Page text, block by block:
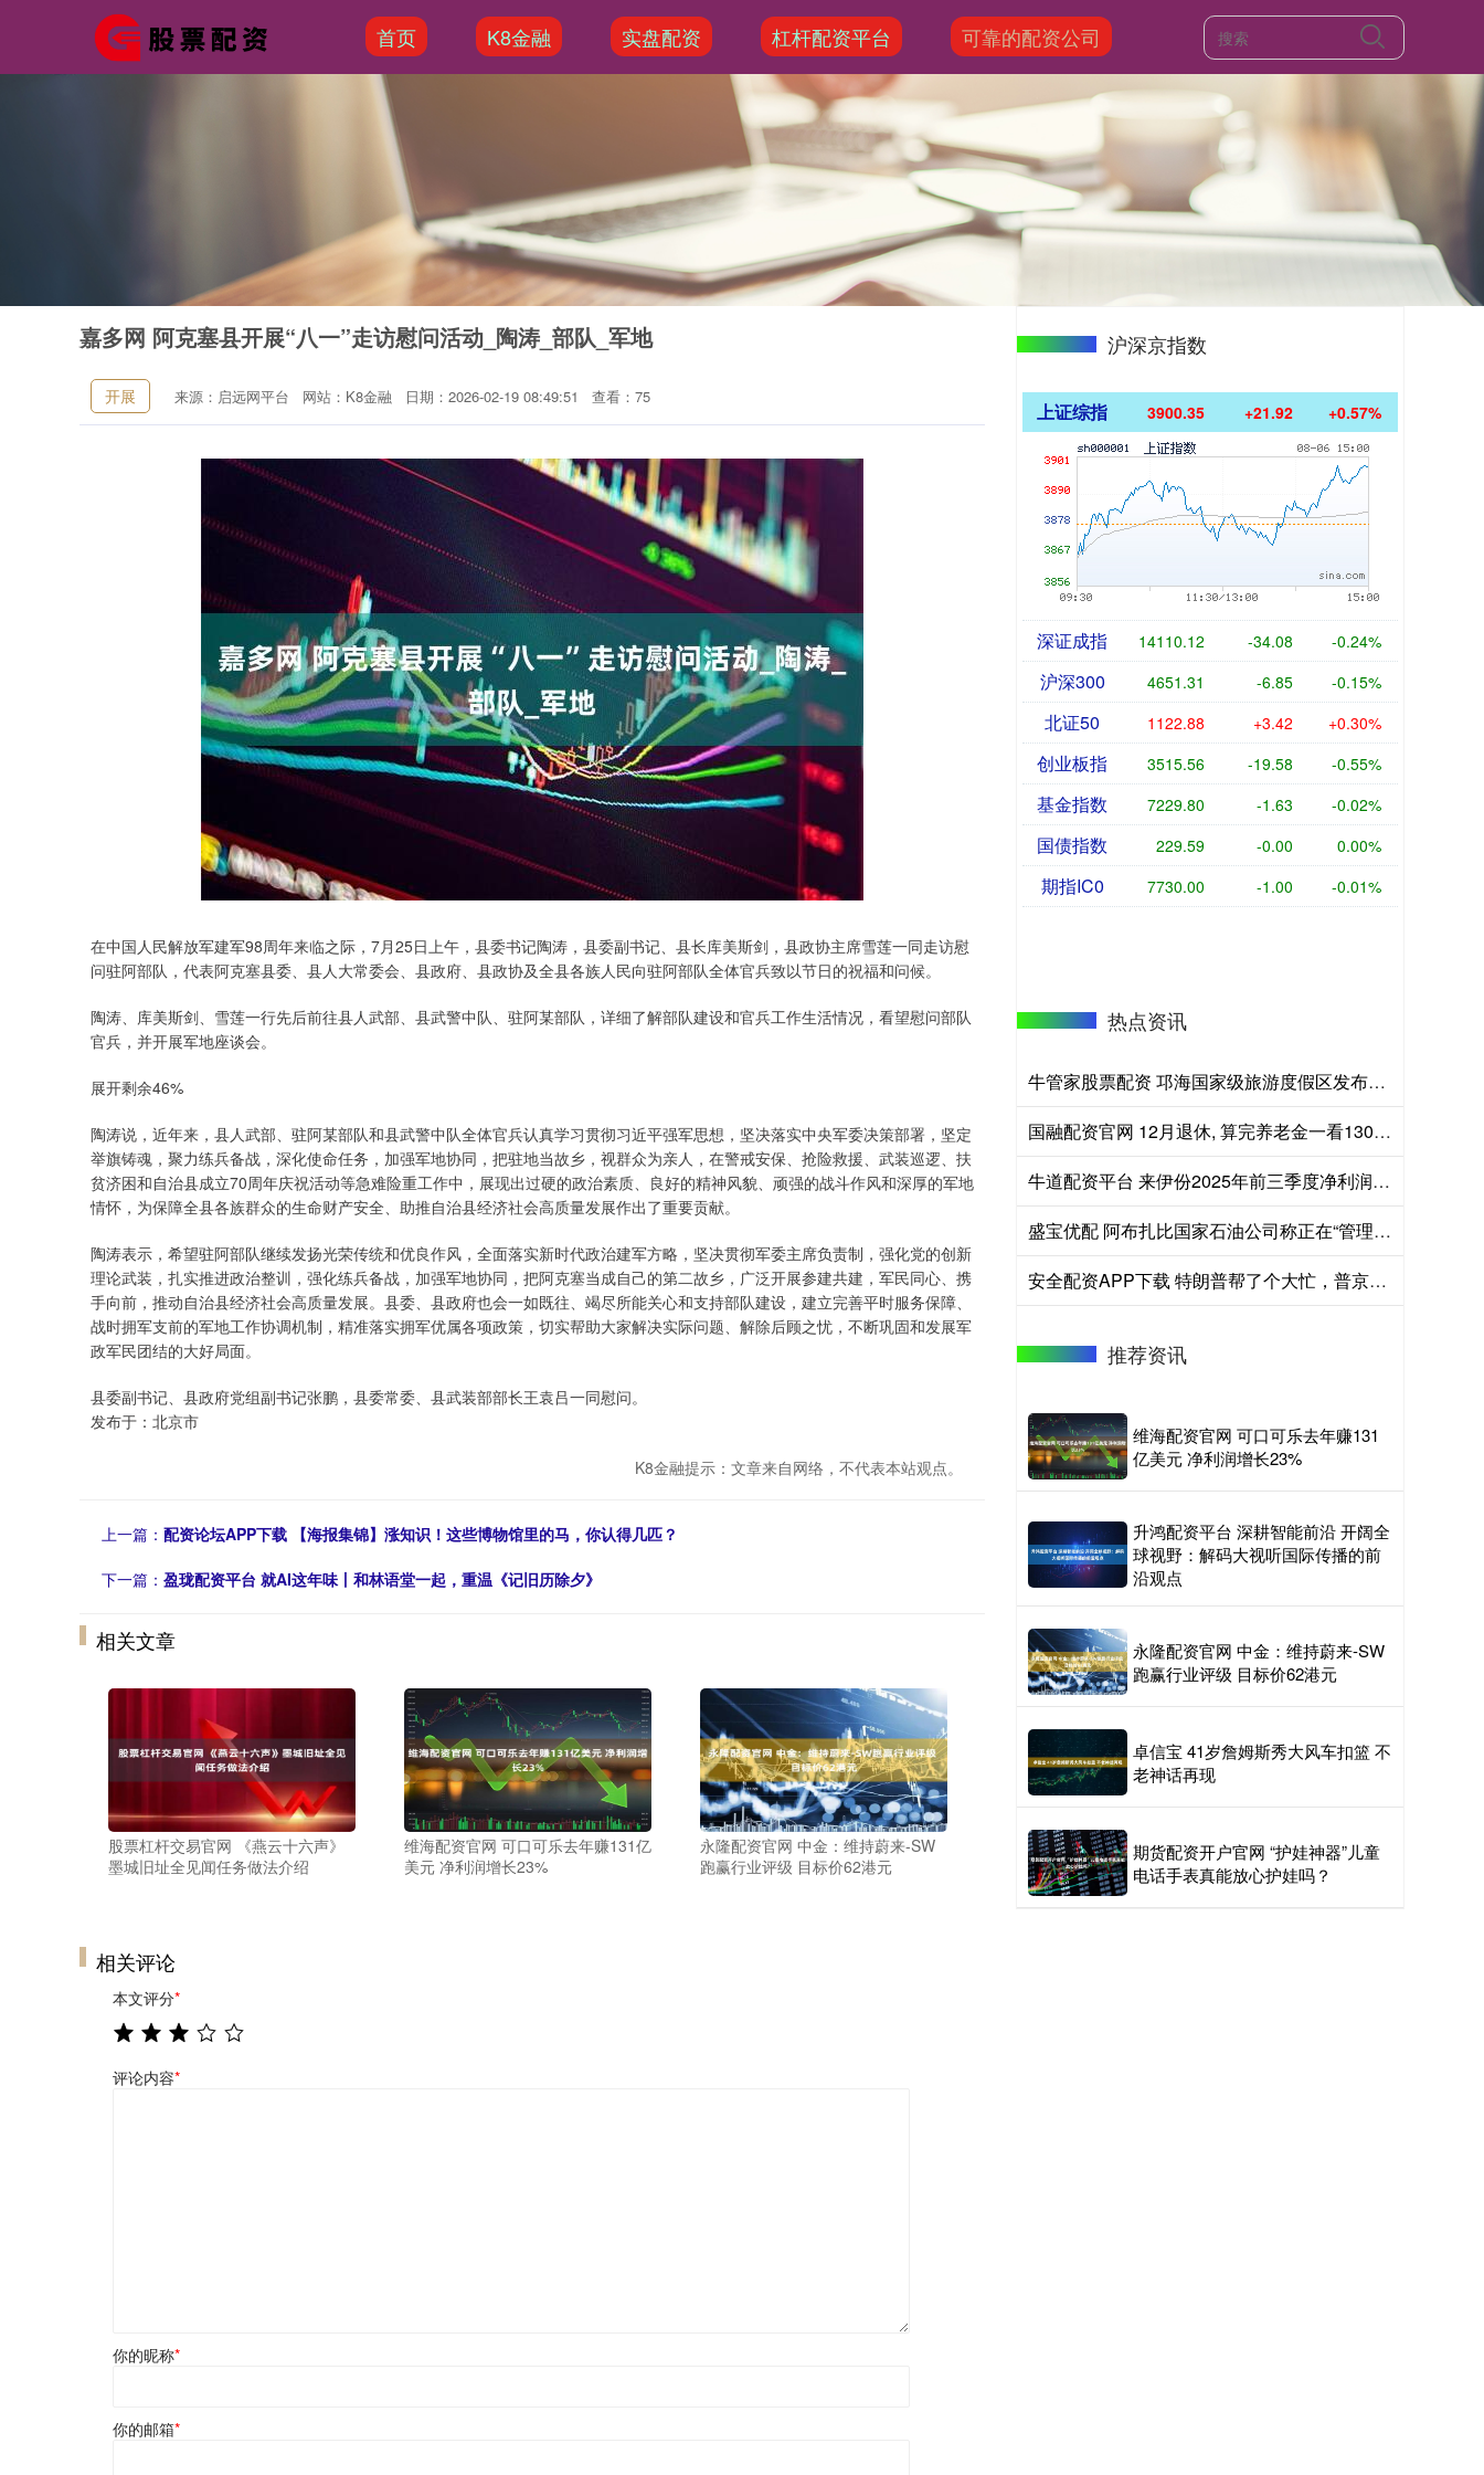
首页 K8金融 实盘配资 杠杆配资平台 可靠的配资公司
嘉多网 阿克塞县开展“八一”走访慰问活动_陶涛_部队_军地
开展 来源：启远网平台 网站：K8金融 日期：2026-02-19 08:49:51 查看：75
在中国人民解放军建军98周年来临之际，7月25日上午，县委书记陶涛，县委副书记、县长库美斯剑，县政协主席雪莲一同走访慰
问驻阿部队，代表阿克塞县委、县人大常委会、县政府、县政协及全县各族人民向驻阿部队全体官兵致以节日的祝福和问候。
陶涛、库美斯剑、雪莲一行先后前往县人武部、县武警中队、驻阿某部队，详细了解部队建设和官兵工作生活情况，看望慰问部队
官兵，并开展军地座谈会。
展开剩余46%
陶涛说，近年来，县人武部、驻阿某部队和县武警中队全体官兵认真学习贯彻习近平强军思想，坚决落实中央军委决策部署，坚定
举旗铸魂，聚力练兵备战，深化使命任务，加强军地协同，把驻地当故乡，视群众为亲人，在警戒安保、抢险救援、武装巡逻、扶
贫济困和自治县成立70周年庆祝活动等急难险重工作中，展现出过硬的政治素质、良好的精神风貌、顽强的战斗作风和深厚的军地
情怀，为保障全县各族群众的生命财产安全、助推自治县经济社会高质量发展作出了重要贡献。
陶涛表示，希望驻阿部队继续发扬光荣传统和优良作风，全面落实新时代政治建军方略，坚决贯彻军委主席负责制，强化党的创新
理论武装，扎实推进政治整训，强化练兵备战，加强军地协同，把阿克塞当成自己的第二故乡，广泛开展参建共建，军民同心、携
手向前，推动自治县经济社会高质量发展。县委、县政府也会一如既往、竭尽所能关心和支持部队建设，建立完善平时服务保障、
战时拥军支前的军地工作协调机制，精准落实拥军优属各项政策，切实帮助大家解决实际问题、解除后顾之忧，不断巩固和发展军
政军民团结的大好局面。
县委副书记、县政府党组副书记张鹏，县委常委、县武装部部长王袁吕一同慰问。
发布于：北京市
K8金融提示：文章来自网络，不代表本站观点。
上一篇： 配资论坛APP下载 【海报集锦】涨知识！这些博物馆里的马，你认得几匹？
下一篇： 盈珑配资平台 就AI这年味丨和林语堂一起，重温《记旧历除夕》
相关文章
股票杠杆交易官网 《燕云十六声》
墨城旧址全见闻任务做法介绍
维海配资官网 可口可乐去年赚131亿
美元 净利润增长23%
永隆配资官网 中金：维持蔚来-SW
跑赢行业评级 目标价62港元
相关评论
本文评分*
评论内容*
你的昵称*
你的邮箱*
沪深京指数
上证综指 3900.35 +21.92 +0.57%
深证成指 14110.12 -34.08 -0.24%
沪深300 4651.31 -6.85 -0.15%
北证50 1122.88 +3.42 +0.30%
创业板指 3515.56 -19.58 -0.55%
基金指数 7229.80 -1.63 -0.02%
国债指数 229.59 -0.00 0.00%
期指IC0 7730.00 -1.00 -0.01%
热点资讯
牛管家股票配资 邛海国家级旅游度假区发布六月游玩指南
国融配资官网 12月退休, 算完养老金一看1300多块, 傻眼了, 来帮看看核定单
牛道配资平台 来伊份2025年前三季度净利润同比下降194.06%
盛宝优配 阿布扎比国家石油公司称正在“管理”海上石油产量以应对存储需求
安全配资APP下载 特朗普帮了个大忙，普京：考虑停止向欧洲出口天然气，有人给的价格更高
推荐资讯
维海配资官网 可口可乐去年赚131
亿美元 净利润增长23%
升鸿配资平台 深耕智能前沿 开阔全
球视野：解码大视听国际传播的前
沿观点
永隆配资官网 中金：维持蔚来-SW
跑赢行业评级 目标价62港元
卓信宝 41岁詹姆斯秀大风车扣篮 不
老神话再现
期货配资开户官网 “护娃神器”儿童
电话手表真能放心护娃吗？